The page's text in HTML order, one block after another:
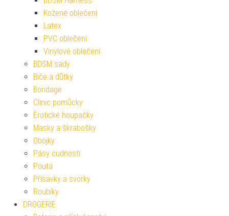
Kožené oblečení
Latex
PVC oblečení
Vinylové oblečení
BDSM sady
Biče a důtky
Bondage
Clinic pomůcky
Erotické houpačky
Masky a škrabošky
Obojky
Pásy cudnosti
Pouta
Přísavky a svorky
Roubíky
DROGERIE